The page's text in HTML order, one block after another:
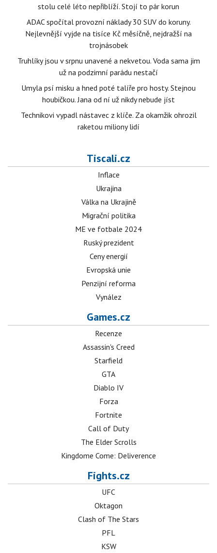
stolu celé léto nepřiblíží. Stojí to pár korun
ADAC spočítal provozní náklady 30 SUV do koruny.
Nejlevnější vyjde na tisíce Kč měsíčně, nejdražší na
trojnásobek
Truhlíky jsou v srpnu unavené a nekvetou. Voda sama jim
už na podzimní parádu nestačí
Umyla psí misku a hned poté talíře pro hosty. Stejnou
houbičkou. Jana od ní už nikdy nebude jíst
Technikovi vypadl nástavec z klíče. Za okamžik ohrozil
raketou miliony lidí
Tiscali.cz
Inflace
Ukrajina
Válka na Ukrajině
Migrační politika
ME ve fotbale 2024
Ruský prezident
Ceny energií
Evropská unie
Penzijní reforma
Vynález
Games.cz
Recenze
Assassin's Creed
Starfield
GTA
Diablo IV
Forza
Fortnite
Call of Duty
The Elder Scrolls
Kingdome Come: Deliverence
Fights.cz
UFC
Oktagon
Clash of The Stars
PFL
KSW